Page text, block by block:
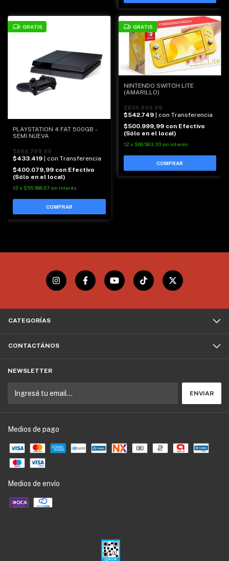
GRATIS
PLAYSTATION 4 FAT 500GB -
SEMI NUEVA
$666.799,99
$433.419
| con Transferencia
$400.079,99 con Efectivo
(Sólo en el local)
12 x $55.566,67 sin interés
GRATIS
NINTENDO SWITCH LITE
(AMARILLO)
$834.999,99
$542.749
| con Transferencia
$500.999,99 con Efectivo
(Sólo en el local)
12 x $69.583,33 sin interés
CATEGORÍAS
CONTACTÁNOS
NEWSLETTER
Medios de pago
Medios de envío